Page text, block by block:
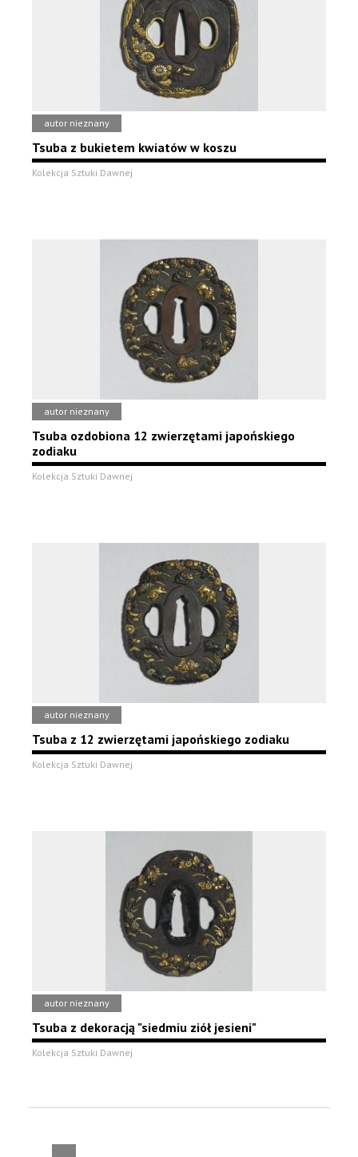
autor nieznany
Tsuba z bukietem kwiatów w koszu
Kolekcja Sztuki Dawnej
autor nieznany
Tsuba ozdobiona 12 zwierzętami japońskiego
zodiaku
Kolekcja Sztuki Dawnej
autor nieznany
Tsuba z 12 zwierzętami japońskiego zodiaku
Kolekcja Sztuki Dawnej
autor nieznany
Tsuba z dekoracją "siedmiu ziół jesieni"
Kolekcja Sztuki Dawnej